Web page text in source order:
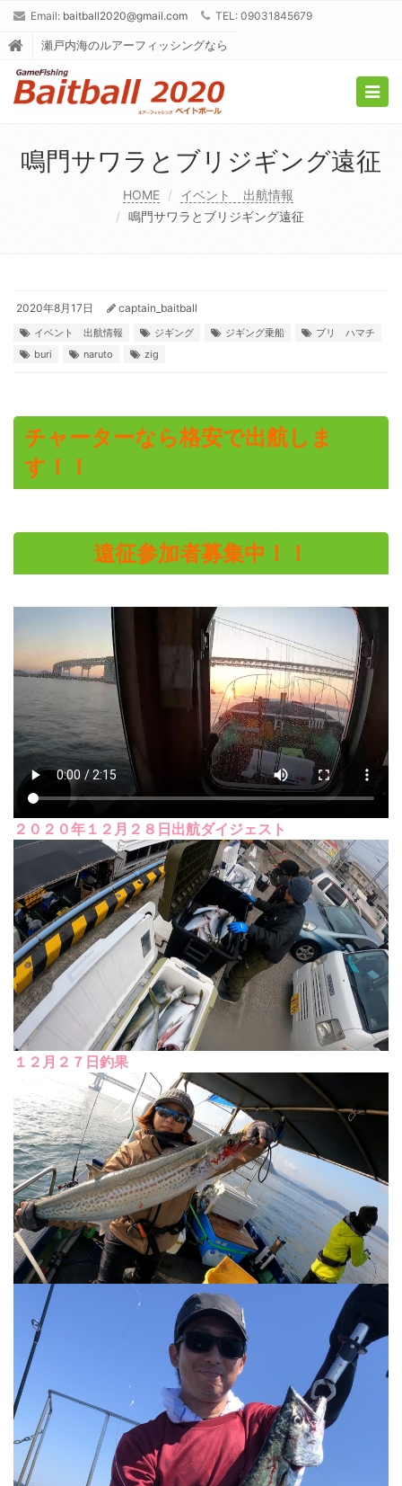
Email: baitball2020@gmail.com TEL: 09031845679
瀬戸内海のルアーフィッシングなら
鳴門サワラとブリジギング遠征
HOME
イベント 出航情報
鳴門サワラとブリジギング遠征
2020年8月17日 captain_baitball
イベント 出航情報 ジギング ジギング乗船
ブリ ハマチ
buri
naruto zig
チャーターなら格安で出航しま
す！！
遠征参加者募集中！！
２０２０年１２月２８日出航ダイジェスト
１２月２７日釣果